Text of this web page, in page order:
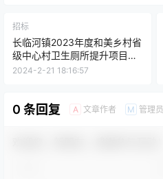
招标
长临河镇2023年度和美乡村省
级中心村卫生厕所提升项目抽
签公告
2024-2-21 18:16:57
0 条回复 A 文章作者 M 管理员